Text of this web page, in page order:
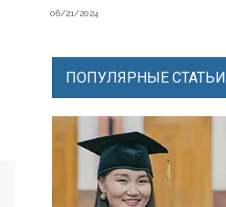
06/21/2024
ПОПУЛЯРНЫЕ СТАТЬИ